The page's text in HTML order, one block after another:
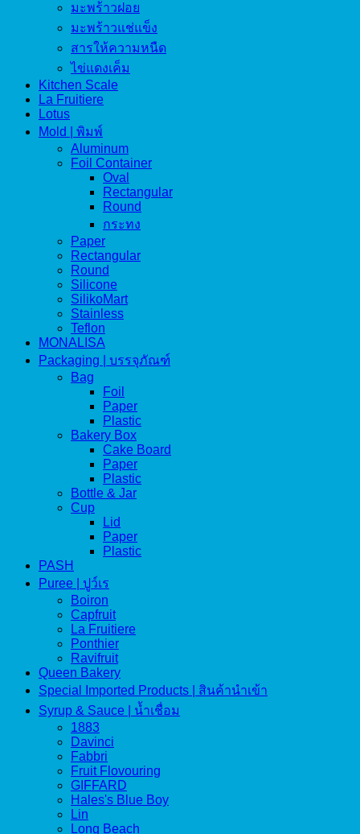
มะพร้าวฝอย
มะพร้าวแช่แข็ง
สารให้ความหนืด
ไข่แดงเค็ม
Kitchen Scale
La Fruitiere
Lotus
Mold | พิมพ์
Aluminum
Foil Container
Oval
Rectangular
Round
กระทง
Paper
Rectangular
Round
Silicone
SilikoMart
Stainless
Teflon
MONALISA
Packaging | บรรจุภัณฑ์
Bag
Foil
Paper
Plastic
Bakery Box
Cake Board
Paper
Plastic
Bottle & Jar
Cup
Lid
Paper
Plastic
PASH
Puree | ปูว์เร
Boiron
Capfruit
La Fruitiere
Ponthier
Ravifruit
Queen Bakery
Special Imported Products | สินค้านำเข้า
Syrup & Sauce | น้ำเชื่อม
1883
Davinci
Fabbri
Fruit Flovouring
GIFFARD
Hales's Blue Boy
Lin
Long Beach